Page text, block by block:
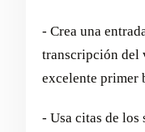
- Crea una
transcripción del
excelente primer
- Usa citas de